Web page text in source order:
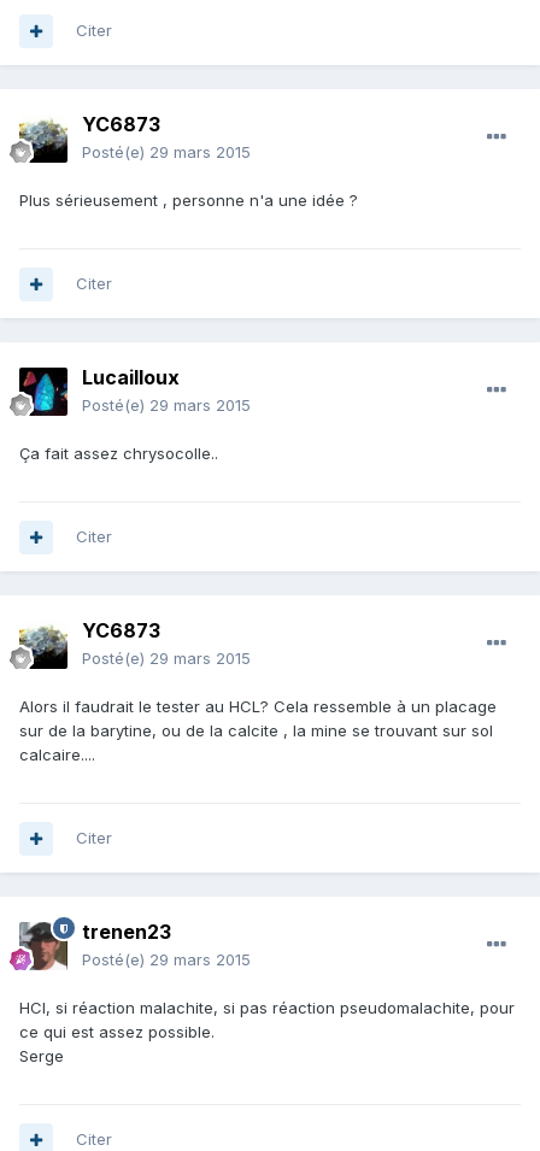
Citer
YC6873
Posté(e) 29 mars 2015
Plus sérieusement , personne n'a une idée ?
Citer
Lucailloux
Posté(e) 29 mars 2015
Ça fait assez chrysocolle..
Citer
YC6873
Posté(e) 29 mars 2015
Alors il faudrait le tester au HCL? Cela ressemble à un placage
sur de la barytine, ou de la calcite , la mine se trouvant sur sol
calcaire....
Citer
trenen23
Posté(e) 29 mars 2015
HCl, si réaction malachite, si pas réaction pseudomalachite, pour
ce qui est assez possible.
Serge
Citer